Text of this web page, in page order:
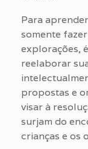
Para
somente
explorações,
reelaborar
propostas e
visar à
surjam do
crianças e os